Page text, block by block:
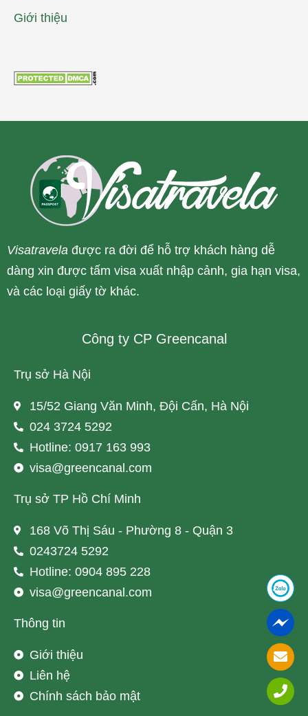
Giới thiệu
Visatravela được ra đời để hỗ trợ khách hàng dễ
dàng xin được tấm visa xuất nhập cảnh, gia hạn visa,
và các loại giấy tờ khác.
Công ty CP Greencanal
Trụ sở Hà Nội
15/52 Giang Văn Minh, Đội Cấn, Hà Nội
024 3724 5292
Hotline: 0917 163 993
visa@greencanal.com
Trụ sở TP Hồ Chí Minh
168 Võ Thị Sáu - Phường 8 - Quận 3
0243724 5292
Hotline: 0904 895 228
visa@greencanal.com
Thông tin
Giới thiệu
Liên hệ
Chính sách bảo mật